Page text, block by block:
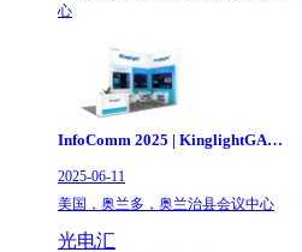
心
InfoComm 2025 | KinglightGALAXY银河邀您共赴北美视听盛宴
2025-06-11
美国，奥兰多，奥兰治县会议中心
光电汇